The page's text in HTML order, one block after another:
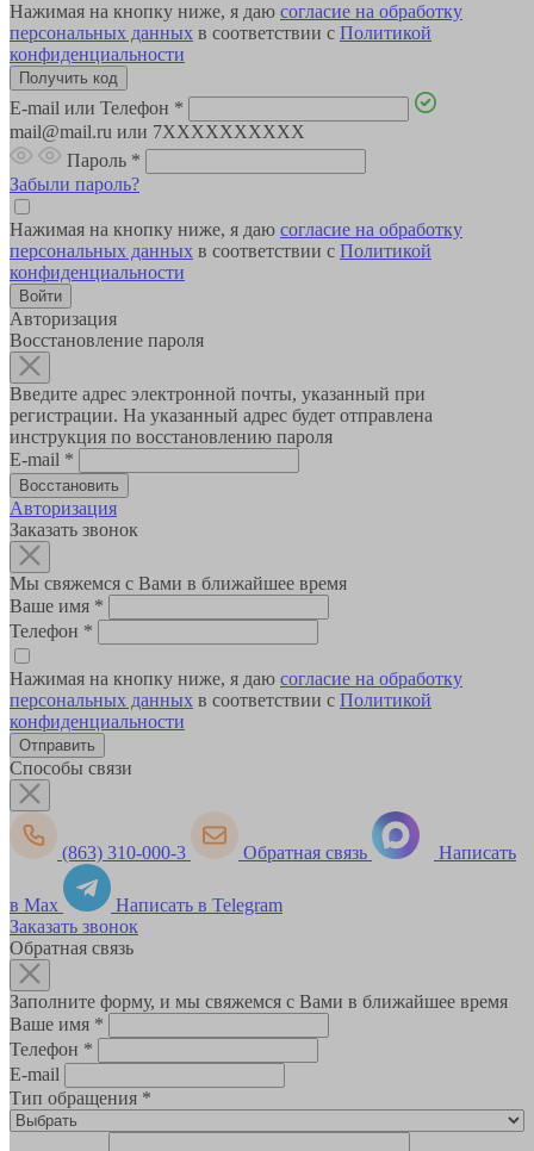
Нажимая на кнопку ниже, я даю согласие на обработку
персональных данных в соответствии с Политикой
конфиденциальности
E-mail или Телефон *
mail@mail.ru или 7XXXXXXXXXX
Пароль *
Забыли пароль?
Нажимая на кнопку ниже, я даю согласие на обработку
персональных данных в соответствии с Политикой
конфиденциальности
Авторизация
Восстановление пароля
Введите адрес электронной почты, указанный при
регистрации. На указанный адрес будет отправлена
инструкция по восстановлению пароля
E-mail *
Авторизация
Заказать звонок
Мы свяжемся с Вами в ближайшее время
Ваше имя *
Телефон *
Нажимая на кнопку ниже, я даю согласие на обработку
персональных данных в соответствии с Политикой
конфиденциальности
Способы связи
(863) 310-000-3 Обратная связь Написать
в Max
Написать в Telegram
Заказать звонок
Обратная связь
Заполните форму, и мы свяжемся с Вами в ближайшее время
Ваше имя *
Телефон *
E-mail
Тип обращения *